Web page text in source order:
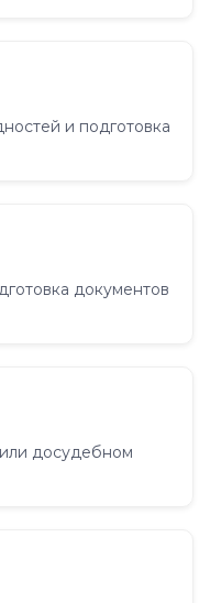
и подготовка
документов
досудебном